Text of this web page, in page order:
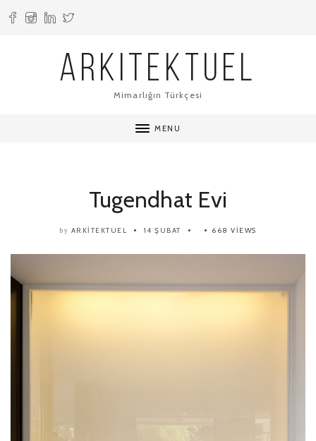
ARKITEKTUEL
Mimarlığın Türkçesi
MENU
Tugendhat Evi
by ARKITEKTUEL 14 ŞUBAT 668 VIEWS